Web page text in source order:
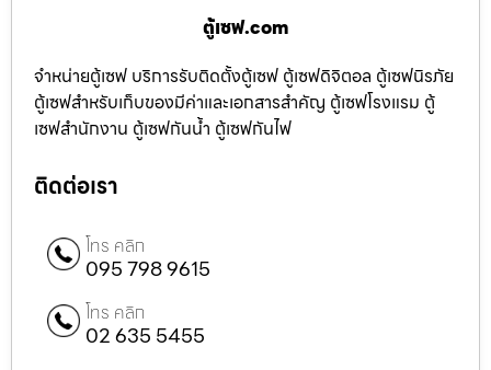
ตู้เซฟ.com
จำหน่ายตู้เซฟ บริการรับติดตั้งตู้เซฟ ตู้เซฟดิจิตอล ตู้เซฟนิรภัย
ตู้เซฟสำหรับเก็บของมีค่าและเอกสารสำคัญ ตู้เซฟโรงแรม ตู้
เซฟสำนักงาน ตู้เซฟกันน้ำ ตู้เซฟกันไฟ
ติดต่อเรา
โทร คลิก
095 798 9615
โทร คลิก
02 635 5455